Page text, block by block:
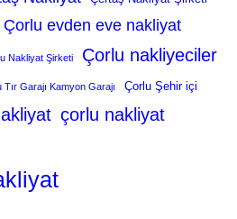
Çorlu evden eve nakliyat
Nakliyat Şirketi Çorlu nakliyeciler
Tır Garajı Kamyon Garajı Çorlu Şehir içi
çorlu nakliyat